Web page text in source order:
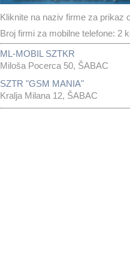
Kliknite na naziv firme za prikaz
Broj firmi za mobilne telefone: 2
ML-MOBIL SZTKR
Miloša Pocerca 50, ŠABAC
SZTR "GSM MANIA"
Kralja Milana 12, ŠABAC